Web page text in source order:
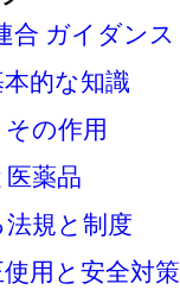
合 ガイダンス
的な知識
の作用
医薬品
規と制度
用と安全対策